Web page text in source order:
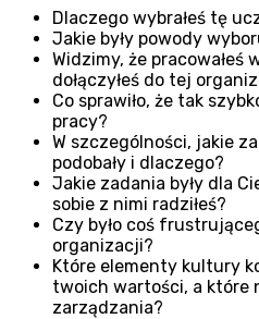
Dlaczego wybrałeś tę
Jakie były powody
Widzimy, że pracowałeś
dołączyłeś do tej
Co sprawiło, że tak
pracy?
W szczególności, jakie
podobały i dlaczego?
Jakie zadania były dla
sobie z nimi radziłeś?
Czy było coś
organizacji?
Które elementy kultury
twoich wartości, a które
zarządzania?